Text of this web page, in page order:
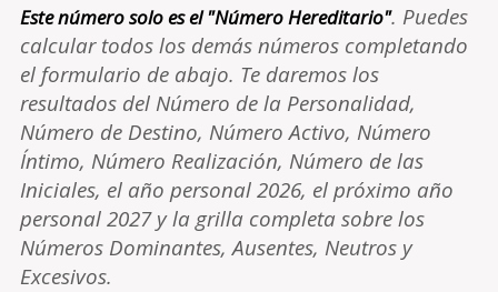
Este número solo es el "Número Hereditario". Puedes
calcular todos los demás números completando
el formulario de abajo. Te daremos los
resultados del Número de la Personalidad,
Número de Destino, Número Activo, Número
Íntimo, Número Realización, Número de las
Iniciales, el año personal 2026, el próximo año
personal 2027 y la grilla completa sobre los
Números Dominantes, Ausentes, Neutros y
Excesivos.